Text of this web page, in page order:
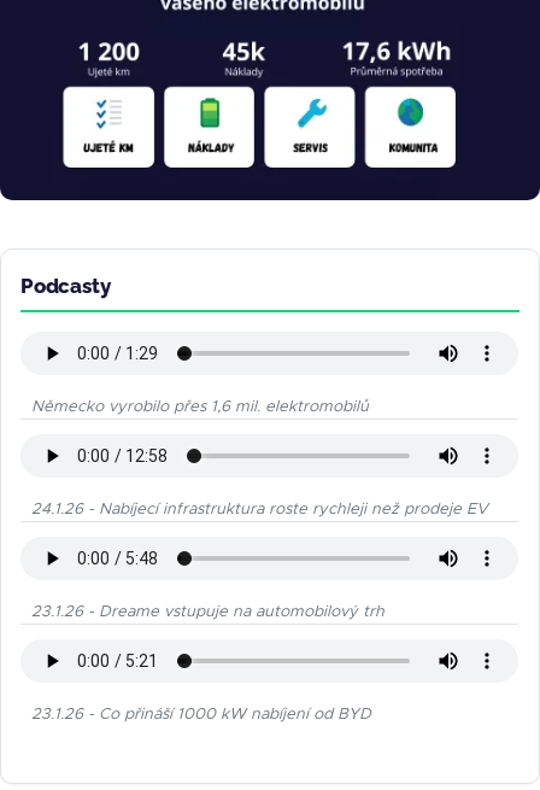
Podcasty
Německo vyrobilo přes 1,6 mil. elektromobilů
24.1.26 - Nabíjecí infrastruktura roste rychleji než prodeje EV
23.1.26 - Dreame vstupuje na automobilový trh
23.1.26 - Co přináší 1000 kW nabíjení od BYD